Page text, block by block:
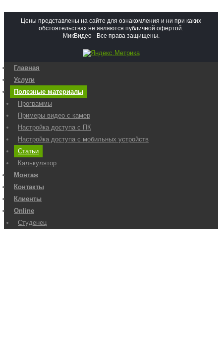
Цены представлены на сайте для ознакомления и ни при каких
обстоятельствах не являются публичной офертой.
МикВидео - Все права защищены.
Главная
Услуги
Полезные материалы
Программы
Примеры видео с камер
Настройка доступа с ПК
Настройка доступа с мобильных устройств
Статьи
Калькулятор
Монтаж
Контакты
Клиенты
Online
Студенец